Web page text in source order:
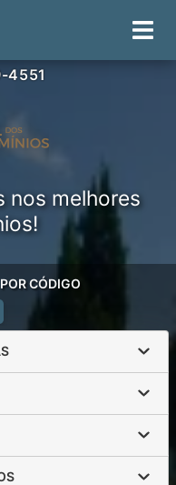
4551
nos melhores
POR CÓDIGO